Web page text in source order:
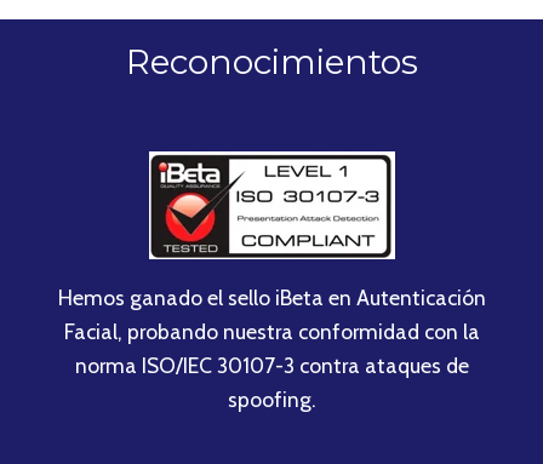
Reconocimientos
Hemos ganado el sello iBeta en Autenticación
Facial, probando nuestra conformidad con la
norma ISO/IEC 30107-3 contra ataques de
spoofing.